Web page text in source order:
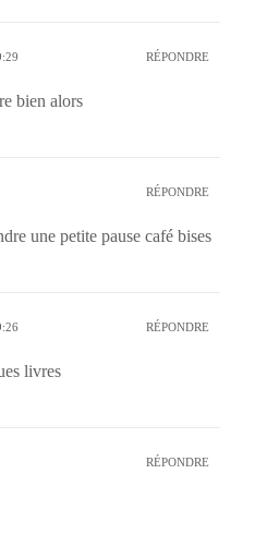
RÉPONDRE
bien alors
RÉPONDRE
une petite pause café bises
RÉPONDRE
livres
RÉPONDRE